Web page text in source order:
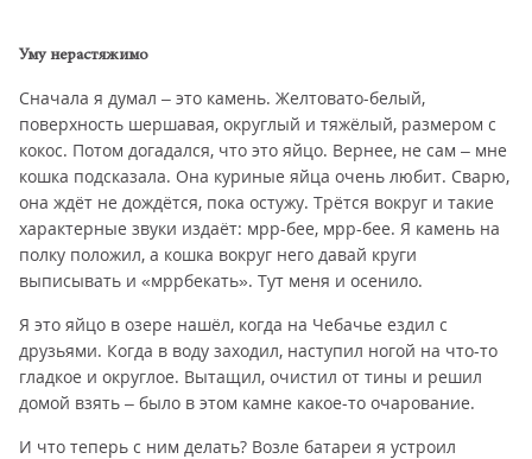
Уму нерастяжимо
Сначала я думал – это камень. Желтовато-белый,
поверхность шершавая, округлый и тяжёлый, размером с
кокос. Потом догадался, что это яйцо. Вернее, не сам – мне
кошка подсказала. Она куриные яйца очень любит. Сварю,
она ждёт не дождётся, пока остужу. Трётся вокруг и такие
характерные звуки издаёт: мрр-бее, мрр-бее. Я камень на
полку положил, а кошка вокруг него давай круги
выписывать и «мррбекать». Тут меня и осенило.
Я это яйцо в озере нашёл, когда на Чебачье ездил с
друзьями. Когда в воду заходил, наступил ногой на что-то
гладкое и округлое. Вытащил, очистил от тины и решил
домой взять – было в этом камне какое-то очарование.
И что теперь с ним делать? Возле батареи я устроил